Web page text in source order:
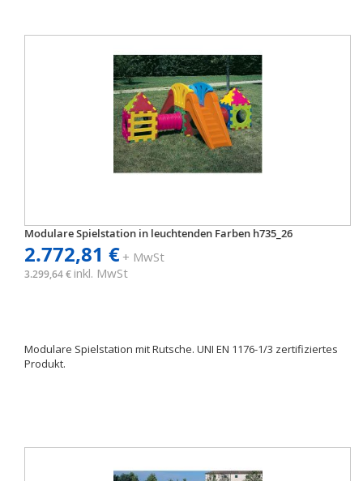
Modulare Spielstation in leuchtenden Farben h735_26
2.772,81 €+ MwSt
3.299,64 € inkl. MwSt
Modulare Spielstation mit Rutsche. UNI EN 1176-1/3 zertifiziertes
Produkt.